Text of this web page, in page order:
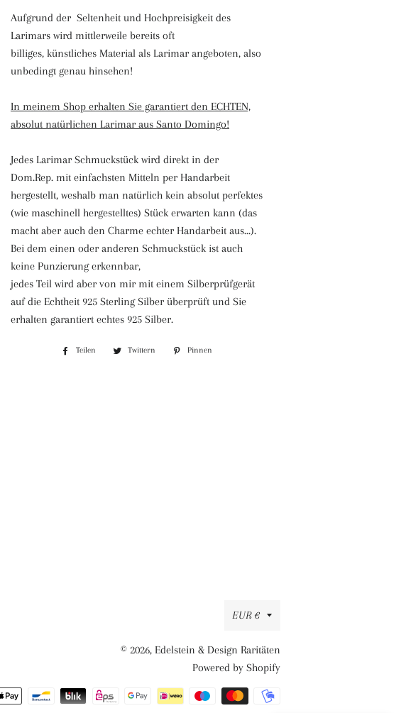
Aufgrund der Seltenheit und Hochpreisigkeit des
Larimars wird mittlerweile bereits oft
billiges, künstliches Material als Larimar angeboten, also
unbedingt genau hinsehen!
In meinem Shop erhalten Sie garantiert den ECHTEN,
absolut natürlichen Larimar aus Santo Domingo!
Jedes Larimar Schmuckstück wird direkt in der
Dom.Rep. mit einfachsten Mitteln per Handarbeit
hergestellt, weshalb man natürlich kein absolut perfektes
(wie maschinell hergestelltes) Stück erwarten kann (das
macht aber auch den Charme echter Handarbeit aus...).
Bei dem einen oder anderen Schmuckstück ist auch
keine Punzierung erkennbar,
jedes Teil wird aber von mir mit einem Silberprüfgerät
auf die Echtheit 925 Sterling Silber überprüft und Sie
erhalten garantiert echtes 925 Silber.
Teilen
Auf
Twittern
Auf
Pinnen
Währung
EUR €
© 2026, Edelstein & Design Raritäten
Powered by Shopify